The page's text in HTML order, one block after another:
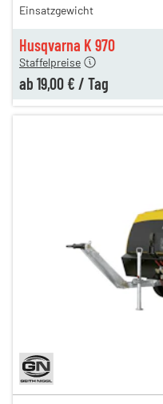
Husqvarna K 970
28,00 €
Staffelpreise
ab 19,00 € / Tag
Einsatzgewicht